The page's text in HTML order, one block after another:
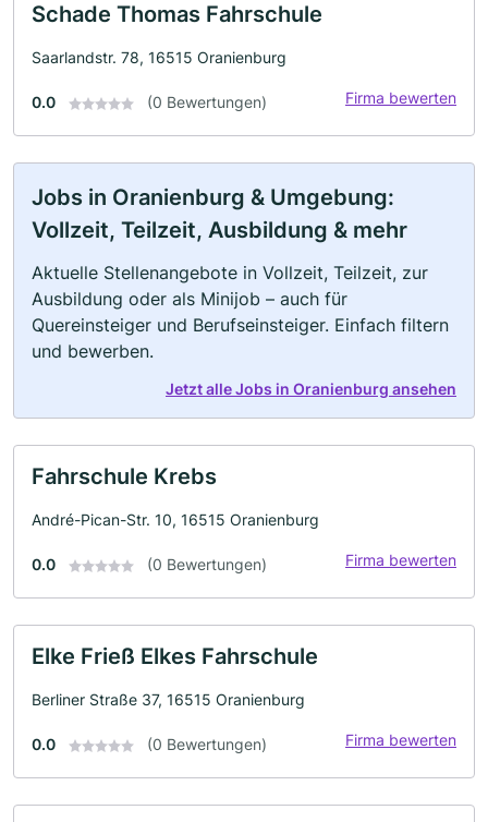
Schade Thomas Fahrschule
Saarlandstr. 78, 16515 Oranienburg
0.0 (0 Bewertungen) Firma bewerten
Jobs in Oranienburg & Umgebung:
Vollzeit, Teilzeit, Ausbildung & mehr
Aktuelle Stellenangebote in Vollzeit, Teilzeit, zur
Ausbildung oder als Minijob – auch für
Quereinsteiger und Berufseinsteiger. Einfach filtern
und bewerben.
Jetzt alle Jobs in Oranienburg ansehen
Fahrschule Krebs
André-Pican-Str. 10, 16515 Oranienburg
0.0 (0 Bewertungen) Firma bewerten
Elke Frieß Elkes Fahrschule
Berliner Straße 37, 16515 Oranienburg
0.0 (0 Bewertungen) Firma bewerten